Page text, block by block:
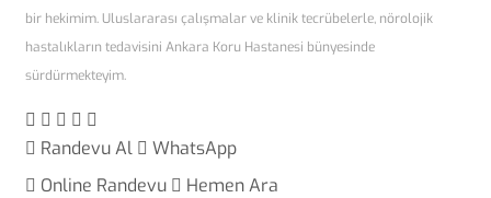
bir hekimim. Uluslararası çalışmalar ve klinik tecrübelerle, nörolojik
hastalıkların tedavisini Ankara Koru Hastanesi bünyesinde
sürdürmekteyim.
Randevu Al
WhatsApp
Online Randevu
Hemen Ara